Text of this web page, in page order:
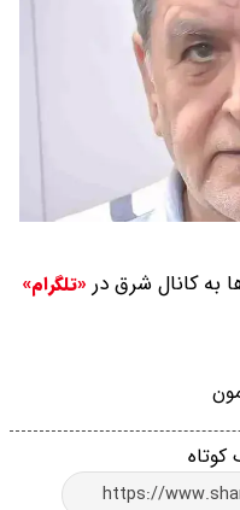
به کانال شرق در «تلگرام»
کوتاه